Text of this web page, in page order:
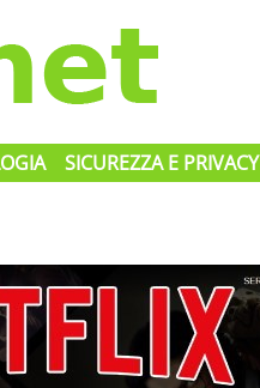
SICUREZZA E PRIVACY